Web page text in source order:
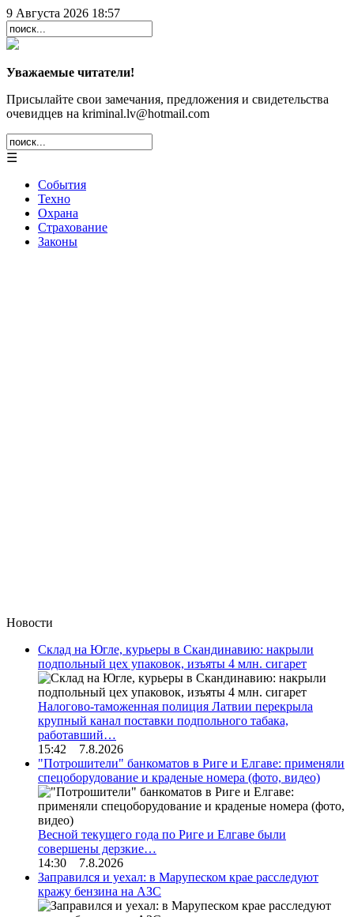
9 Августа 2026 18:57
Уважаемые читатели!
Присылайте свои замечания, предложения и свидетельства
очевидцев на kriminal.lv@hotmail.com
☰
События
Техно
Охрана
Страхование
Законы
Новости
Склад на Югле, курьеры в Скандинавию: накрыли
подпольный цех упаковок, изъяты 4 млн. сигарет
Налогово-таможенная полиция Латвии перекрыла
крупный канал поставки подпольного табака,
работавший…
15:42 7.8.2026
"Потрошители" банкоматов в Риге и Елгаве: применяли
спецоборудование и краденые номера (фото, видео)
Весной текущего года по Риге и Елгаве были
совершены дерзкие…
14:30 7.8.2026
Заправился и уехал: в Марупеском крае расследуют
кражу бензина на АЗС